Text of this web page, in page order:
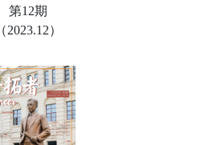
第12期
（2023.12）